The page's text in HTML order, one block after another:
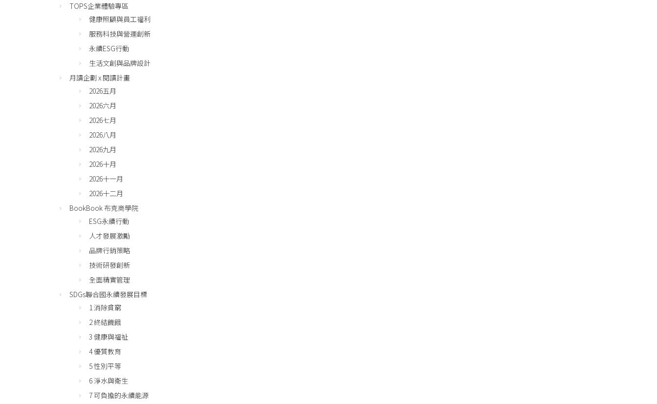
TOPS企業體驗專區
健康照顧與員工福利
服務科技與營運創新
永續ESG行動
生活文創與品牌設計
月讀企劃 x 閱讀計畫
2026五月
2026六月
2026七月
2026八月
2026九月
2026十月
2026十一月
2026十二月
BookBook 布克商學院
ESG永續行動
人才發展激勵
品牌行銷策略
技術研發創新
全面精實管理
SDGs聯合國永續發展目標
1 消除貧窮
2 終結饑餓
3 健康與福祉
4 優質教育
5 性別平等
6 淨水與衛生
7 可負擔的永續能源